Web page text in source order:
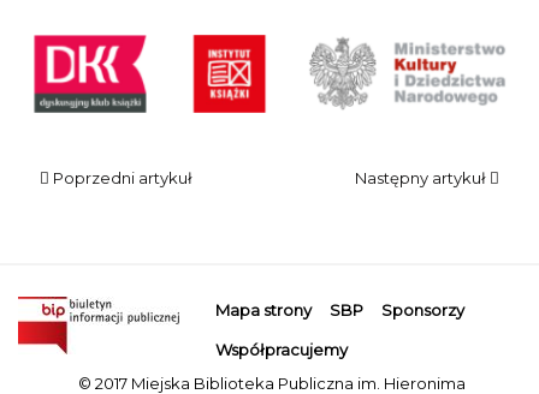
Poprzedni artykuł Następny artykuł
Mapa strony SBP Sponsorzy
Współpracujemy
© 2017 Miejska Biblioteka Publiczna im. Hieronima